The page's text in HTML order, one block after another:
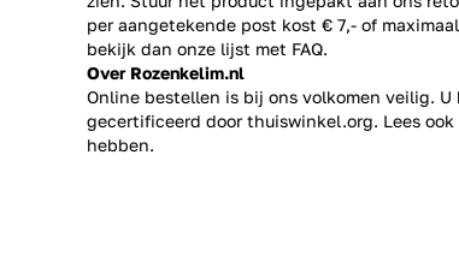
per aangetekende post kost € 7,- of
bekijk dan onze lijst met FAQ.
Over Rozenkelim.nl
Online bestellen is bij ons volkomen veilig.
gecertificeerd door thuiswinkel.org. Lees ook
hebben.